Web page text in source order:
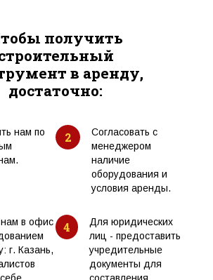
получить
в аренду,
достаточно:
нам по
2
Согласовать с
менеджером
наличие
оборудования и
условия аренды.
в офис
г. Казань,
4
Для юридических
лиц - предоставить
учредительные
документы для